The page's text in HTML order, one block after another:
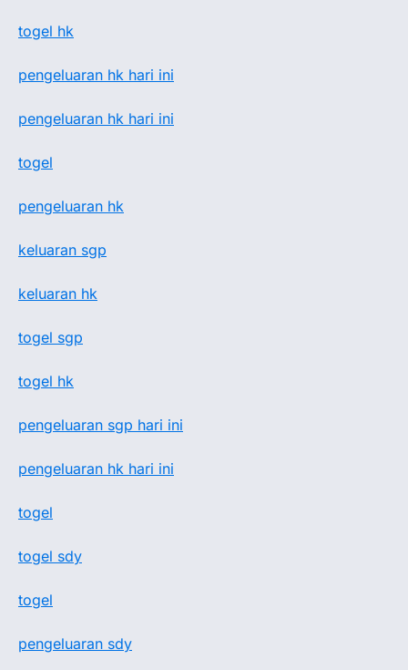
togel hk
pengeluaran hk hari ini
pengeluaran hk hari ini
togel
pengeluaran hk
keluaran sgp
keluaran hk
togel sgp
togel hk
pengeluaran sgp hari ini
pengeluaran hk hari ini
togel
togel sdy
togel
pengeluaran sdy